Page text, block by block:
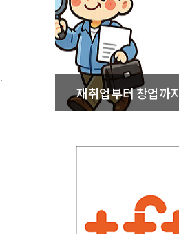
재취업부터 창업까